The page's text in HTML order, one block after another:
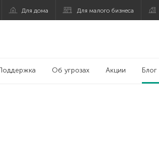
Для дома Для малого бизнеса
Об угрозах Акции Блог